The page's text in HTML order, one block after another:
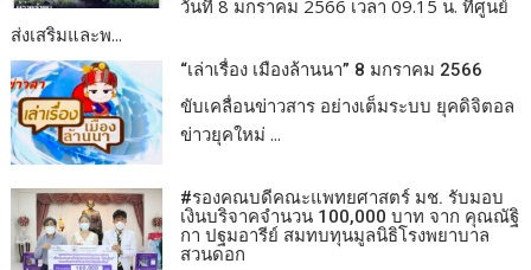
วันที่ 8 มกราคม 2566 เวลา 09.15 น. ที่ศูนย์
ส่งเสริมและพ...
“เล่าเรื่อง เมืองล้านนา” 8 มกราคม 2566
ขับเคลื่อนข่าวสาร อย่างเต็มระบบ ยุคดิจิตอล
ข่าวยุคใหม่ ...
#รองคณบดีคณะแพทยศาสตร์ มช. รับมอบ
เงินบริจาคจำนวน 100,000 บาท จาก คุณณัฐิ
กา ปฐมอารีย์ สมทบทุนมูลนิธิโรงพยาบาล
สวนดอก